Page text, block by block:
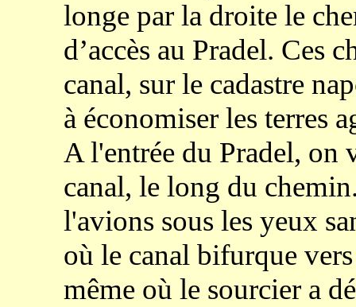
longe par la droite le
d’accès au Pradel. Ces
canal, sur le cadastre
à économiser les terres
A l'entrée du Pradel, on
canal, le long du
l'avions sous les yeux
où le canal bifurque
même où le sourcier a